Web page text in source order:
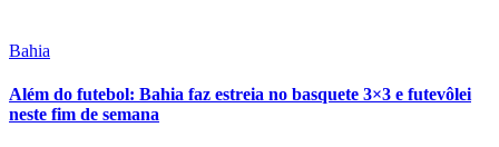
Bahia
Além do futebol: Bahia faz estreia no basquete 3×3 e futevôlei
neste fim de semana